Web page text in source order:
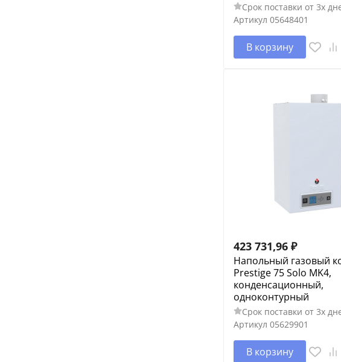
Срок поставки от 3х
Артикул 05648401
В корзину
423 731,96 ₽
Напольный газовый
Prestige 75 Solo MK4,
конденсационный,
одноконтурный
Срок поставки от 3х
Артикул 05629901
В корзину